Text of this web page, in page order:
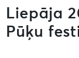
Liepāja
Pūķu